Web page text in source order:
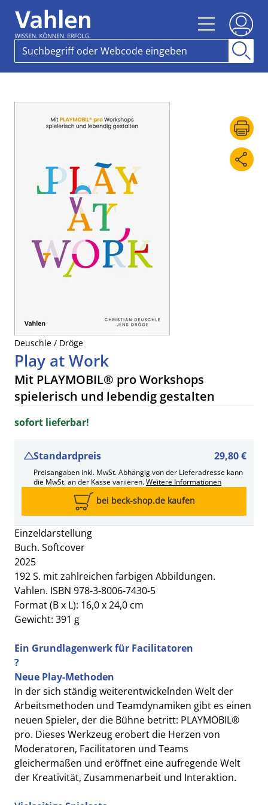
Deuschle / Dröge
Play at Work
Mit PLAYMOBIL® pro Workshops
spielerisch und lebendig gestalten
Einzeldarstellung
Buch. Softcover
2025
192 S. mit zahlreichen farbigen Abbildungen.
Vahlen. ISBN 978-3-8006-7430-5
Format (B x L): 16,0 x 24,0 cm
Gewicht: 391 g
Ein Grundlagenwerk für Facilitatoren
?
Neue Play-Methoden
In der sich ständig weiterentwickelnden Welt der
Arbeitsmethoden und Teamdynamiken gibt es einen
neuen Spieler, der die Bühne betritt: PLAYMOBIL®
pro. Dieses Werkzeug erobert die Herzen von
Moderatoren, Facilitatoren und Teams
gleichermaßen und eröffnet eine aufregende Welt
der Kreativität, Zusammenarbeit und Interaktion.
sofort lieferbar!
Standardpreis 29,80 €
Preisangaben inkl. MwSt. Abhängig von der Lieferadresse kann
die MwSt. an der Kasse variieren.Weitere Informationen
bei beck-shop.de kaufen